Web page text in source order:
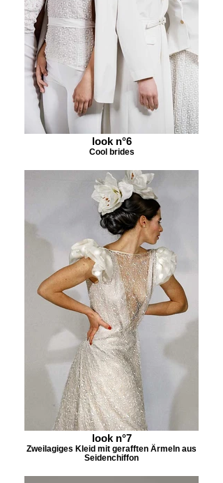
look n°6
Cool brides
look n°7
Zweilagiges Kleid mit gerafften Ärmeln aus
Seidenchiffon